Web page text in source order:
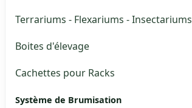
Terrariums - Flexariums - Insectariums
Boites d'élevage
Cachettes pour Racks
Système de Brumisation